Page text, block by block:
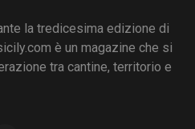
la tredicesima edizione di
è un magazine che si
tra cantine, territorio e